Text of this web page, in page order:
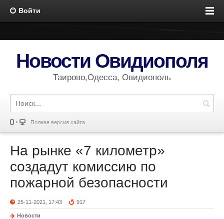
Войти
Новости Овидиополя
Таирово,Одесса, Овидиополь
Полная версия сайта
На рынке «7 километр»
создадут комиссию по
пожарной безопасности
25-11-2021, 17:43 917
Новости